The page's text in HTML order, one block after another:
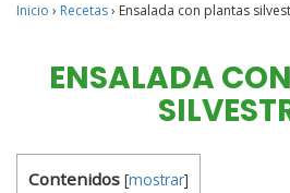
Inicio › Recetas› Ensalada con plantas
ENSALADA
Contenidos [mostrar]